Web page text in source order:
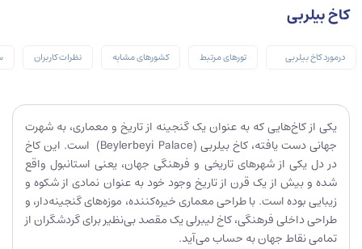
کاخ بیلربی
درمورد کاخ بیلربی تورهای مرتبط کشورهای مشابه نظرات کاربران
یکی از کاخ‌هایی که به عنوان یک گنجینه از تاریخ و معماری، به شهرت
جهانی دست یافته، کاخ بیلربی (Beylerbeyi Palace) است. این کاخ
در دل یکی از شهرهای تاریخی و فرهنگی جهان، یعنی استانبول واقع
شده و بیش از یک قرن از تاریخ وجود خود به عنوان نمادی از شکوه و
زیبایی بوده است. با طراحی معماری خیره‌کننده، موزه‌های گنجینه‌دار، و
طراحی داخلی فرهنگی، کاخ لیبرلی یک مقصد بی‌نظیر برای گردشگران از
تمامی نقاط جهان به حساب می‌آید.